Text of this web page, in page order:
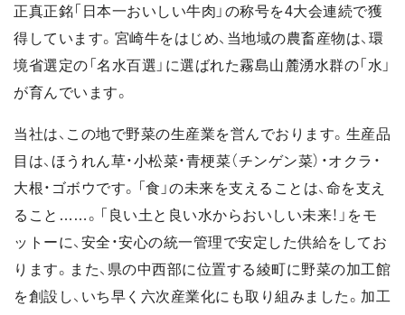
正真正銘「日本一おいしい牛肉」の称号を4大会連続で獲
得しています。宮崎牛をはじめ、当地域の農畜産物は、環
境省選定の「名水百選」に選ばれた霧島山麓湧水群の「水」
が育んでいます。
当社は、この地で野菜の生産業を営んでおります。生産品
目は、ほうれん草・小松菜・青梗菜（チンゲン菜）・オクラ・
大根・ゴボウです。「食」の未来を支えることは、命を支え
ること……。「良い土と良い水からおいしい未来！」をモ
ットーに、安全・安心の統一管理で安定した供給をしてお
ります。また、県の中西部に位置する綾町に野菜の加工館
を創設し、いち早く六次産業化にも取り組みました。加工